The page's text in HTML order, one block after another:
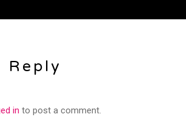
Reply
in to post a comment.